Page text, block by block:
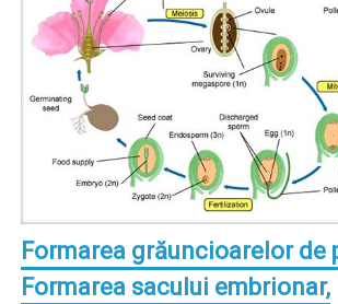
Formarea grăuncioarelor de
Formarea sacului embrionar,